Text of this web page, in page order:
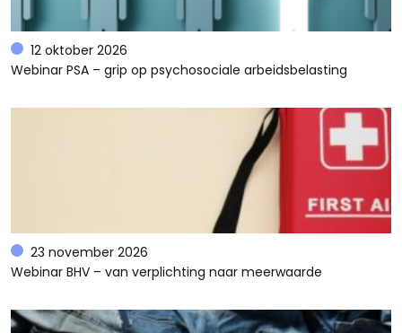
12 oktober 2026
Webinar PSA – grip op psychosociale arbeidsbelasting
23 november 2026
Webinar BHV – van verplichting naar meerwaarde